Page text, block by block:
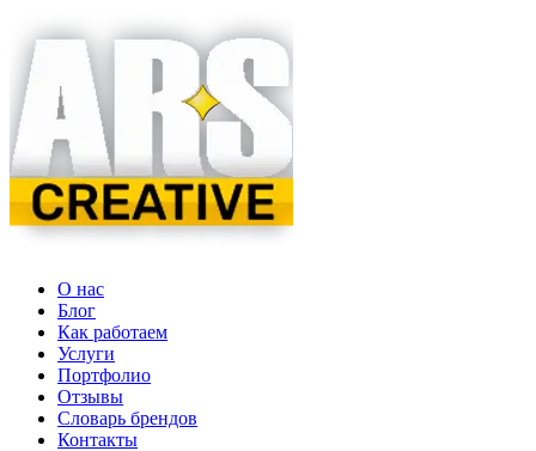
О нас
Блог
Как работаем
Услуги
Портфолио
Отзывы
Словарь брендов
Контакты